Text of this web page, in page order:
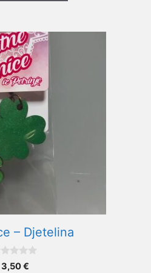
– Djetelina
3,50€